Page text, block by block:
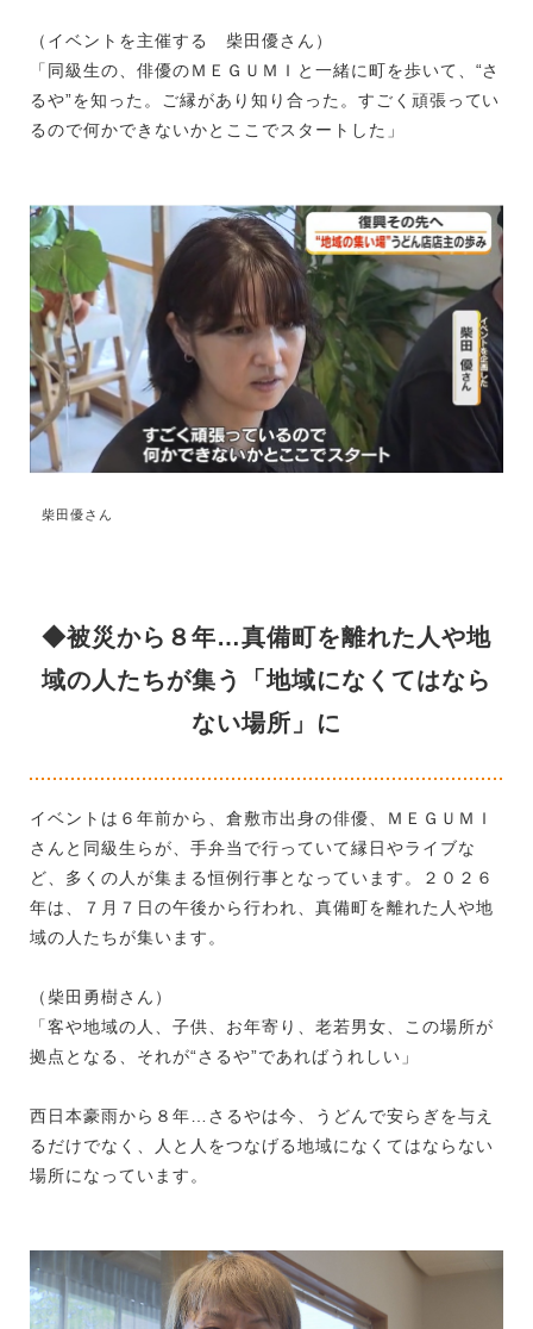
（イベントを主催する 柴田優さん）
「同級生の、俳優のＭＥＧＵＭＩと一緒に町を歩いて、“さ
るや”を知った。ご縁があり知り合った。すごく頑張ってい
るので何かできないかとここでスタートした」
柴田優さん
◆被災から８年…真備町を離れた人や地
域の人たちが集う「地域になくてはなら
ない場所」に
イベントは６年前から、倉敷市出身の俳優、ＭＥＧＵＭＩ
さんと同級生らが、手弁当で行っていて縁日やライブな
ど、多くの人が集まる恒例行事となっています。２０２６
年は、７月７日の午後から行われ、真備町を離れた人や地
域の人たちが集います。
（柴田勇樹さん）
「客や地域の人、子供、お年寄り、老若男女、この場所が
拠点となる、それが“さるや”であればうれしい」
西日本豪雨から８年…さるやは今、うどんで安らぎを与え
るだけでなく、人と人をつなげる地域になくてはならない
場所になっています。